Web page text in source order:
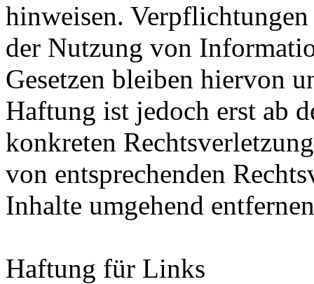
hinweisen.
der Nutzung von
Gesetzen bleiben hiervon
Haftung ist jedoch erst ab
konkreten
von entsprechenden
Inhalte umgehend
Haftung für Links